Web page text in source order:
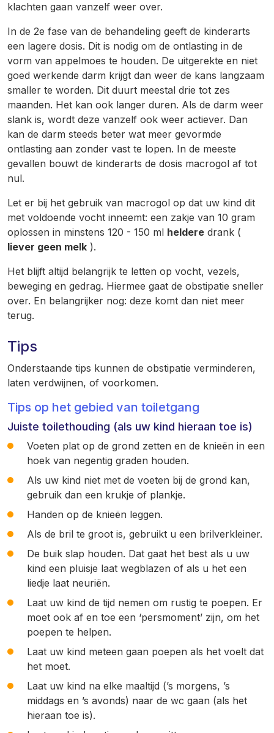
klachten gaan vanzelf weer over.
In de 2e fase van de behandeling geeft de kinderarts
een lagere dosis. Dit is nodig om de ontlasting in de
vorm van appelmoes te houden. De uitgerekte en niet
goed werkende darm krijgt dan weer de kans langzaam
smaller te worden. Dit duurt meestal drie tot zes
maanden. Het kan ook langer duren. Als de darm weer
slank is, wordt deze vanzelf ook weer actiever. Dan
kan de darm steeds beter wat meer gevormde
ontlasting aan zonder vast te lopen. In de meeste
gevallen bouwt de kinderarts de dosis macrogol af tot
nul.
Let er bij het gebruik van macrogol op dat uw kind dit
met voldoende vocht inneemt: een zakje van 10 gram
oplossen in minstens 120 - 150 ml heldere drank (
liever geen melk ).
Het blijft altijd belangrijk te letten op vocht, vezels,
beweging en gedrag. Hiermee gaat de obstipatie sneller
over. En belangrijker nog: deze komt dan niet meer
terug.
Tips
Onderstaande tips kunnen de obstipatie verminderen,
laten verdwijnen, of voorkomen.
Tips op het gebied van toiletgang
Juiste toilethouding (als uw kind hieraan toe is)
Voeten plat op de grond zetten en de knieën in een
hoek van negentig graden houden.
Als uw kind niet met de voeten bij de grond kan,
gebruik dan een krukje of plankje.
Handen op de knieën leggen.
Als de bril te groot is, gebruikt u een brilverkleiner.
De buik slap houden. Dat gaat het best als u uw
kind een pluisje laat wegblazen of als u het een
liedje laat neuriën.
Laat uw kind de tijd nemen om rustig te poepen. Er
moet ook af en toe een ‘persmoment’ zijn, om het
poepen te helpen.
Laat uw kind meteen gaan poepen als het voelt dat
het moet.
Laat uw kind na elke maaltijd (’s morgens, ’s
middags en ’s avonds) naar de wc gaan (als het
hieraan toe is).